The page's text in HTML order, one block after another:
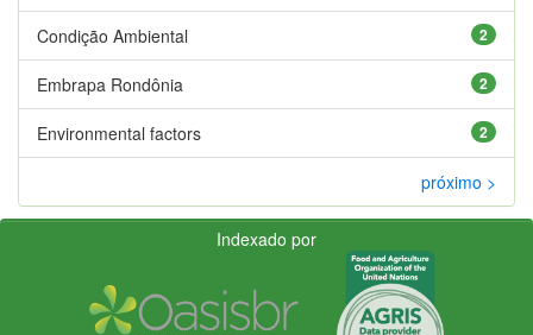
2
Condição Ambiental
2
Embrapa Rondônia
2
Environmental factors
próximo >
Indexado por